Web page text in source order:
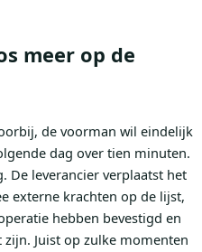
meer op de
de voorman wil eindelijk
dag over tien minuten.
De leverancier verplaatst het
externe krachten op de lijst,
hebben bevestigd en
Juist op zulke momenten